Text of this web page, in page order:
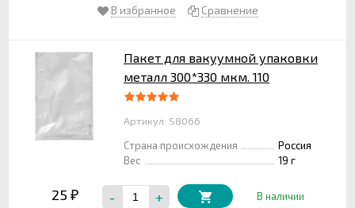
В избранное
Сравнение
Пакет для вакуумной упаковки
металл 300*330 мкм. 110
Артикул: S8066
Страна происхождения
Россия
Вес
19 г
25 ₽ - + В наличии